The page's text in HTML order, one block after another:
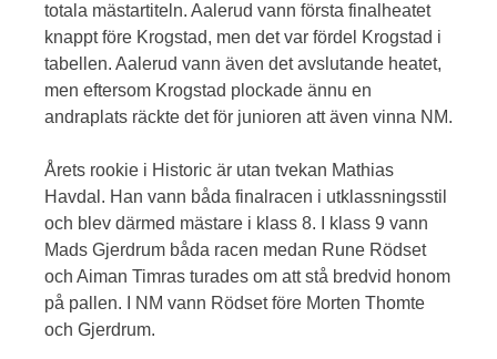
totala mästartiteln. Aalerud vann första finalheatet
knappt före Krogstad, men det var fördel Krogstad i
tabellen. Aalerud vann även det avslutande heatet,
men eftersom Krogstad plockade ännu en
andraplats räckte det för junioren att även vinna NM.
Årets rookie i Historic är utan tvekan Mathias
Havdal. Han vann båda finalracen i utklassningsstil
och blev därmed mästare i klass 8. I klass 9 vann
Mads Gjerdrum båda racen medan Rune Rödset
och Aiman Timras turades om att stå bredvid honom
på pallen. I NM vann Rödset före Morten Thomte
och Gjerdrum.